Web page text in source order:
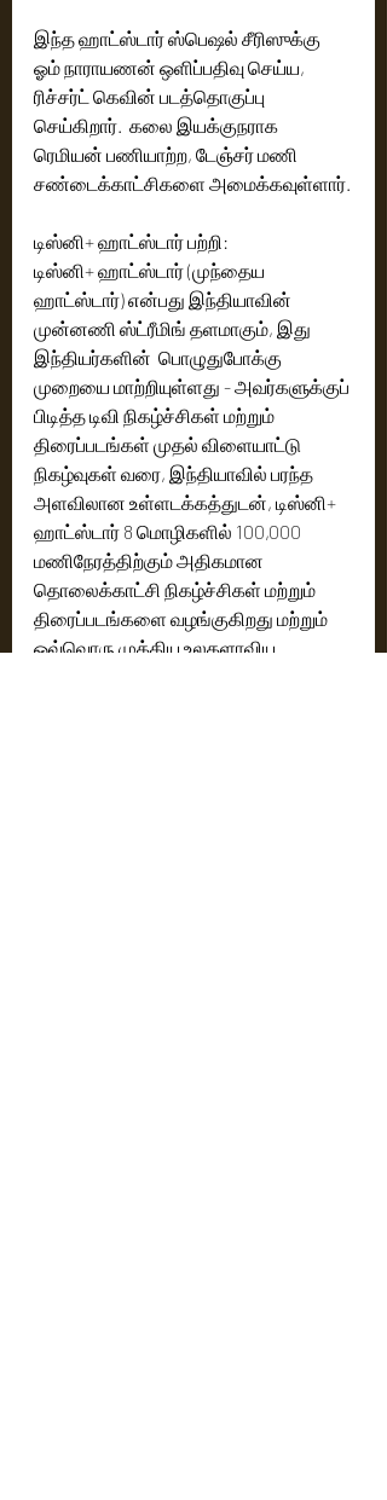
இந்த ஹாட்ஸ்டார் ஸ்பெஷல் சீரிஸுக்கு
ஓம் நாராயணன் ஒளிப்பதிவு செய்ய,
ரிச்சர்ட் கெவின் படத்தொகுப்பு
செய்கிறார்.  கலை இயக்குநராக
ரெமியன் பணியாற்ற, டேஞ்சர் மணி
சண்டைக்காட்சிகளை அமைக்கவுள்ளார்.
டிஸ்னி+ ஹாட்ஸ்டார் பற்றி:
டிஸ்னி+ ஹாட்ஸ்டார் (முந்தைய
ஹாட்ஸ்டார்) என்பது இந்தியாவின்
முன்னணி ஸ்ட்ரீமிங் தளமாகும், இது
இந்தியர்களின்  பொழுதுபோக்கு
முறையை மாற்றியுள்ளது - அவர்களுக்குப்
பிடித்த டிவி நிகழ்ச்சிகள் மற்றும்
திரைப்படங்கள் முதல் விளையாட்டு
நிகழ்வுகள் வரை, இந்தியாவில் பரந்த
அளவிலான உள்ளடக்கத்துடன், டிஸ்னி+
ஹாட்ஸ்டார் 8 மொழிகளில் 100,000
மணிநேரத்திற்கும் அதிகமான
தொலைக்காட்சி நிகழ்ச்சிகள் மற்றும்
திரைப்படங்களை வழங்குகிறது மற்றும்
ஒவ்வொரு முக்கிய உலகளாவிய